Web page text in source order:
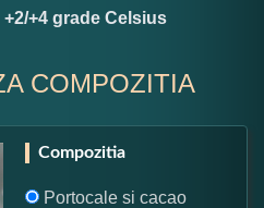
+4 grade Celsius
COMPOZITIA
Compozitia
Portocale si cacao